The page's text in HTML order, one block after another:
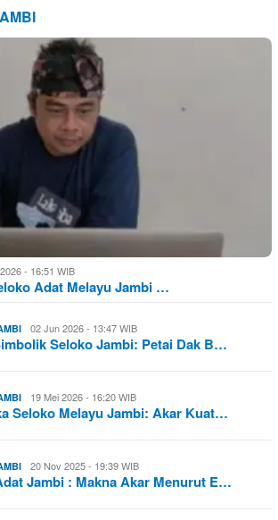
- 16:51 WIB
Adat Melayu Jambi …
02 Jun 2026 - 13:47 WIB
Seloko Jambi: Petai Dak B…
19 Mei 2026 - 16:20 WIB
Seloko Melayu Jambi: Akar Kuat…
20 Nov 2025 - 19:39 WIB
Jambi : Makna Akar Menurut E…